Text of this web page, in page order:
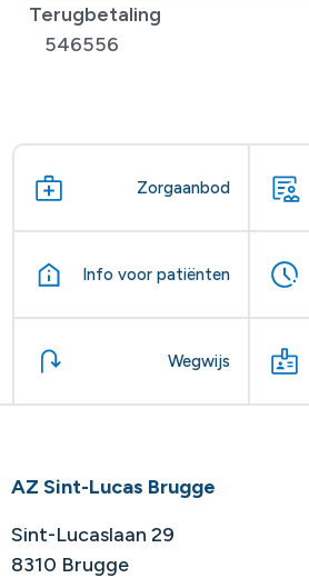
Terugbetaling
546556
Zorgaanbod
Info voor patiënten
Wegwijs
AZ Sint-Lucas Brugge
Sint-Lucaslaan 29
8310 Brugge